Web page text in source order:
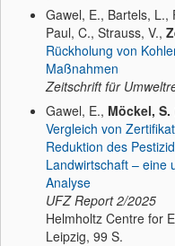
Gawel, E., Bartels, L.,
Paul, C., Strauss, V.,
Rückholung von
Maßnahmen
Zeitschrift für
Gawel, E., Möckel, S.
Vergleich von
Reduktion des
Landwirtschaft – eine
Analyse
UFZ Report 2/2025
Helmholtz Centre for
Leipzig, 99 S.